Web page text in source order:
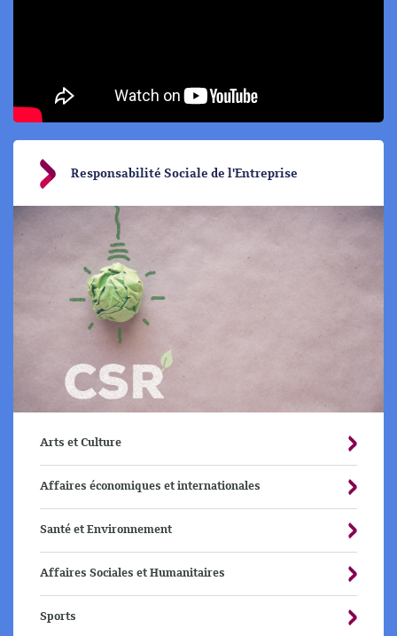
Responsabilité Sociale de l'Entreprise
Arts et Culture
Affaires économiques et internationales
Santé et Environnement
Affaires Sociales et Humanitaires
Sports